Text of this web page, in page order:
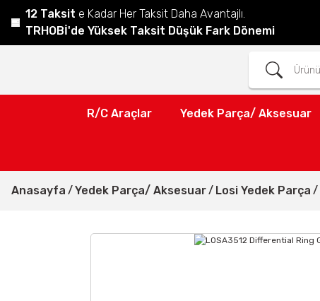
12 Taksit e Kadar Her Taksit Daha Avantajlı.
TRHOBİ'de Yüksek Taksit Düşük Fark Dönemi
R/C Araçlar Yedek Parça/ Aksesuar
Anasayfa Yedek Parça/ Aksesuar Losi Yedek Parça